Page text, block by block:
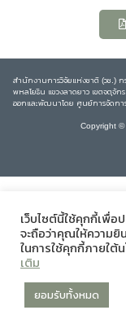
สำนักงานการวิจัยแห่งชาติ (วช.)
พหลโยธิน แขวงลาดยาว เขตจตุ
ออกและพัฒนาโดย ศูนย์การจัดกา
Copyright ©
เว็บไซต์นี้ใช้คุกกี้เพื่อ
จะถือว่าคุณให้ความยิ
ในการใช้คุกกี้ภายใต้
เติม
ยอมรับทั้งหมด